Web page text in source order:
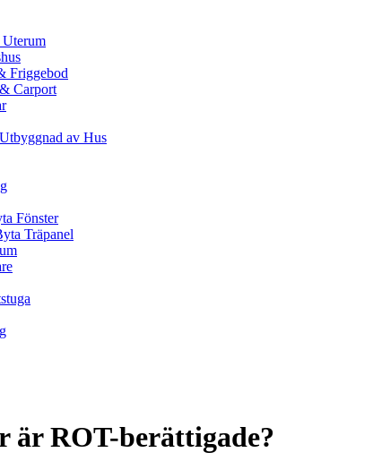
Friggebod
Carport
av Hus
Fönster
Träpanel
är ROT-berättigade?